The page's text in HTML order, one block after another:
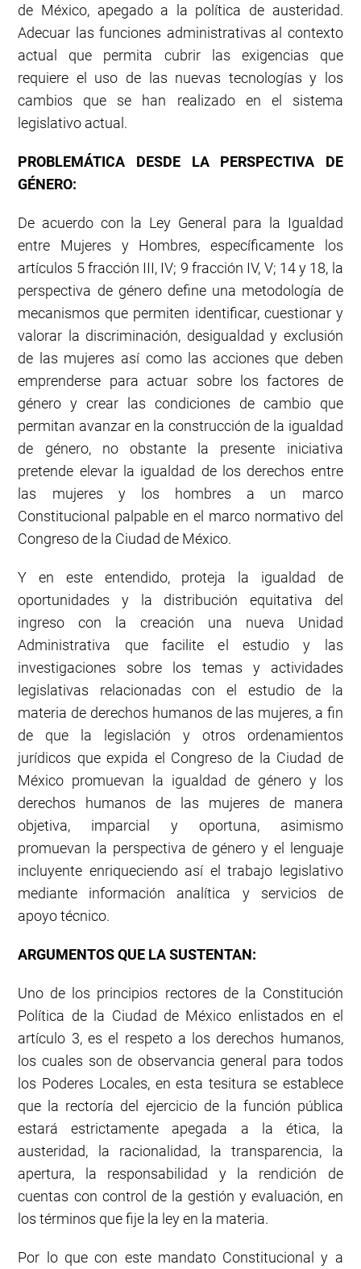
de México, apegado a la política de austeridad.
Adecuar las funciones administrativas al contexto
actual que permita cubrir las exigencias que
requiere el uso de las nuevas tecnologías y los
cambios que se han realizado en el sistema
legislativo actual.
PROBLEMÁTICA DESDE LA
PERSPECTIVA DE
GÉNERO:
De acuerdo con la Ley General para la Igualdad
entre Mujeres y Hombres, específicamente los
artículos 5 fracción III, IV; 9 fracción IV, V; 14 y 18, la
perspectiva de género define una metodología de
mecanismos que permiten identificar, cuestionar y
valorar la discriminación, desigualdad y exclusión
de las mujeres así como las acciones que deben
emprenderse para actuar sobre los factores de
género y crear las condiciones de cambio que
permitan avanzar en la construcción de la igualdad
de género, no obstante la presente iniciativa
pretende elevar la igualdad de los derechos entre
las mujeres y los hombres a un marco
Constitucional palpable en el marco normativo del
Congreso de la Ciudad de México.
Y en este entendido, proteja la igualdad de
oportunidades y la distribución equitativa del
ingreso con la creación una nueva Unidad
Administrativa que facilite el estudio y las
investigaciones sobre los temas y actividades
legislativas relacionadas con el estudio de la
materia de derechos humanos de las mujeres, a fin
de que la legislación y otros ordenamientos
jurídicos que expida el Congreso de la Ciudad de
México promuevan la igualdad de género y los
derechos humanos de las mujeres de manera
objetiva, imparcial y oportuna, asimismo
promuevan la perspectiva de género y el lenguaje
incluyente enriqueciendo así el trabajo legislativo
mediante información analítica y servicios de
apoyo técnico.
ARGUMENTOS QUE LA SUSTENTAN:
Uno de los principios rectores de la Constitución
Política de la Ciudad de México enlistados en el
artículo 3, es el respeto a los derechos humanos,
los cuales son de observancia general para todos
los Poderes Locales, en esta tesitura se establece
que la rectoría del ejercicio de la función pública
estará estrictamente apegada a la ética, la
austeridad, la racionalidad, la transparencia, la
apertura, la responsabilidad y la rendición de
cuentas con control de la gestión y evaluación, en
los términos que fije la ley en la materia.
Por lo que con este mandato Constitucional y a